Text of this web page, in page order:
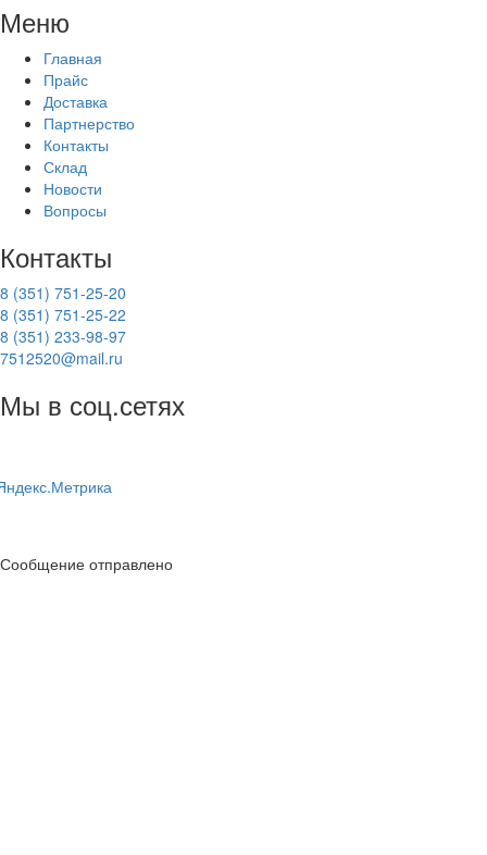
Меню
Главная
Прайс
Доставка
Партнерство
Контакты
Склад
Новости
Вопросы
Контакты
8 (351) 751-25-20
8 (351) 751-25-22
8 (351) 233-98-97
7512520@mail.ru
Мы в соц.сетях
Сообщение отправлено